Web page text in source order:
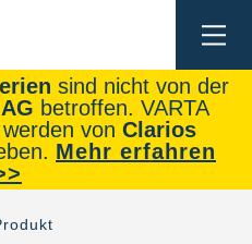
sind nicht von der
betroffen. VARTA
von Clarios
Mehr erfahren